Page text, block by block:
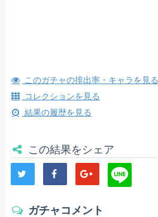
このガチャの排出率・キャラを見る
コレクションを見る
結果の履歴を見る
この結果をシェア
ガチャコメント